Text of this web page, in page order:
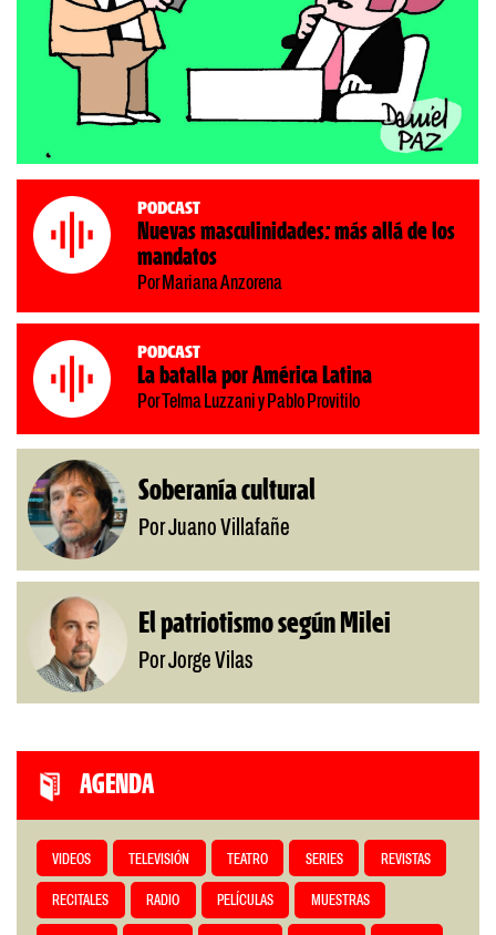
Podcast
Nuevas masculinidades: más allá de los
mandatos
Por Mariana Anzorena
Podcast
La batalla por América Latina
Por Telma Luzzani y Pablo Provitilo
Soberanía cultural
Por Juano Villafañe
El patriotismo según Milei
Por Jorge Vilas
AGENDA
VIDEOS TELEVISIÓN TEATRO SERIES REVISTAS
RECITALES RADIO PELÍCULAS MUESTRAS